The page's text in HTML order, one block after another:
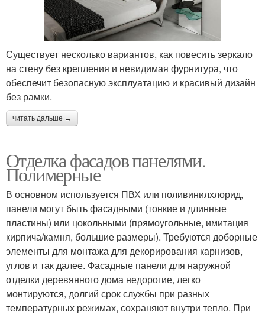
Существует несколько вариантов, как повесить зеркало
на стену без крепления и невидимая фурнитура, что
обеспечит безопасную эксплуатацию и красивый дизайн
без рамки.
читать дальше →
Отделка фасадов панелями.
Полимерные
В основном используется ПВХ или поливинилхлорид,
панели могут быть фасадными (тонкие и длинные
пластины) или цокольными (прямоугольные, имитация
кирпича/камня, большие размеры). Требуются доборные
элементы для монтажа для декорирования карнизов,
углов и так далее. Фасадные панели для наружной
отделки деревянного дома недорогие, легко
монтируются, долгий срок службы при разных
температурных режимах, сохраняют внутри тепло. При